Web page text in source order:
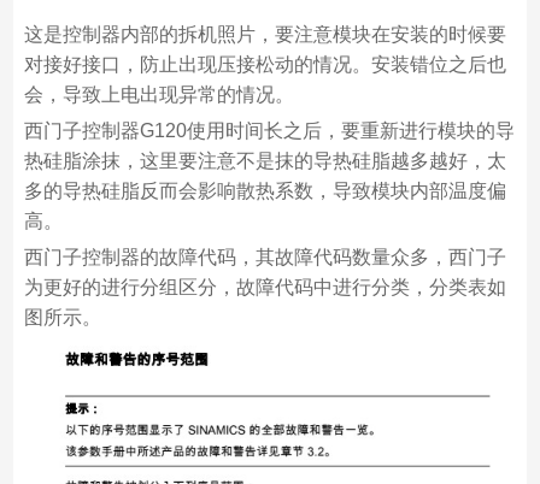
这是控制器内部的拆机照片，要注意模块在安装的时候要
对接好接口，防止出现压接松动的情况。安装错位之后也
会，导致上电出现异常的情况。
西门子控制器G120使用时间长之后，要重新进行模块的导
热硅脂涂抹，这里要注意不是抹的导热硅脂越多越好，太
多的导热硅脂反而会影响散热系数，导致模块内部温度偏
高。
西门子控制器的故障代码，其故障代码数量众多，西门子
为更好的进行分组区分，故障代码中进行分类，分类表如
图所示。